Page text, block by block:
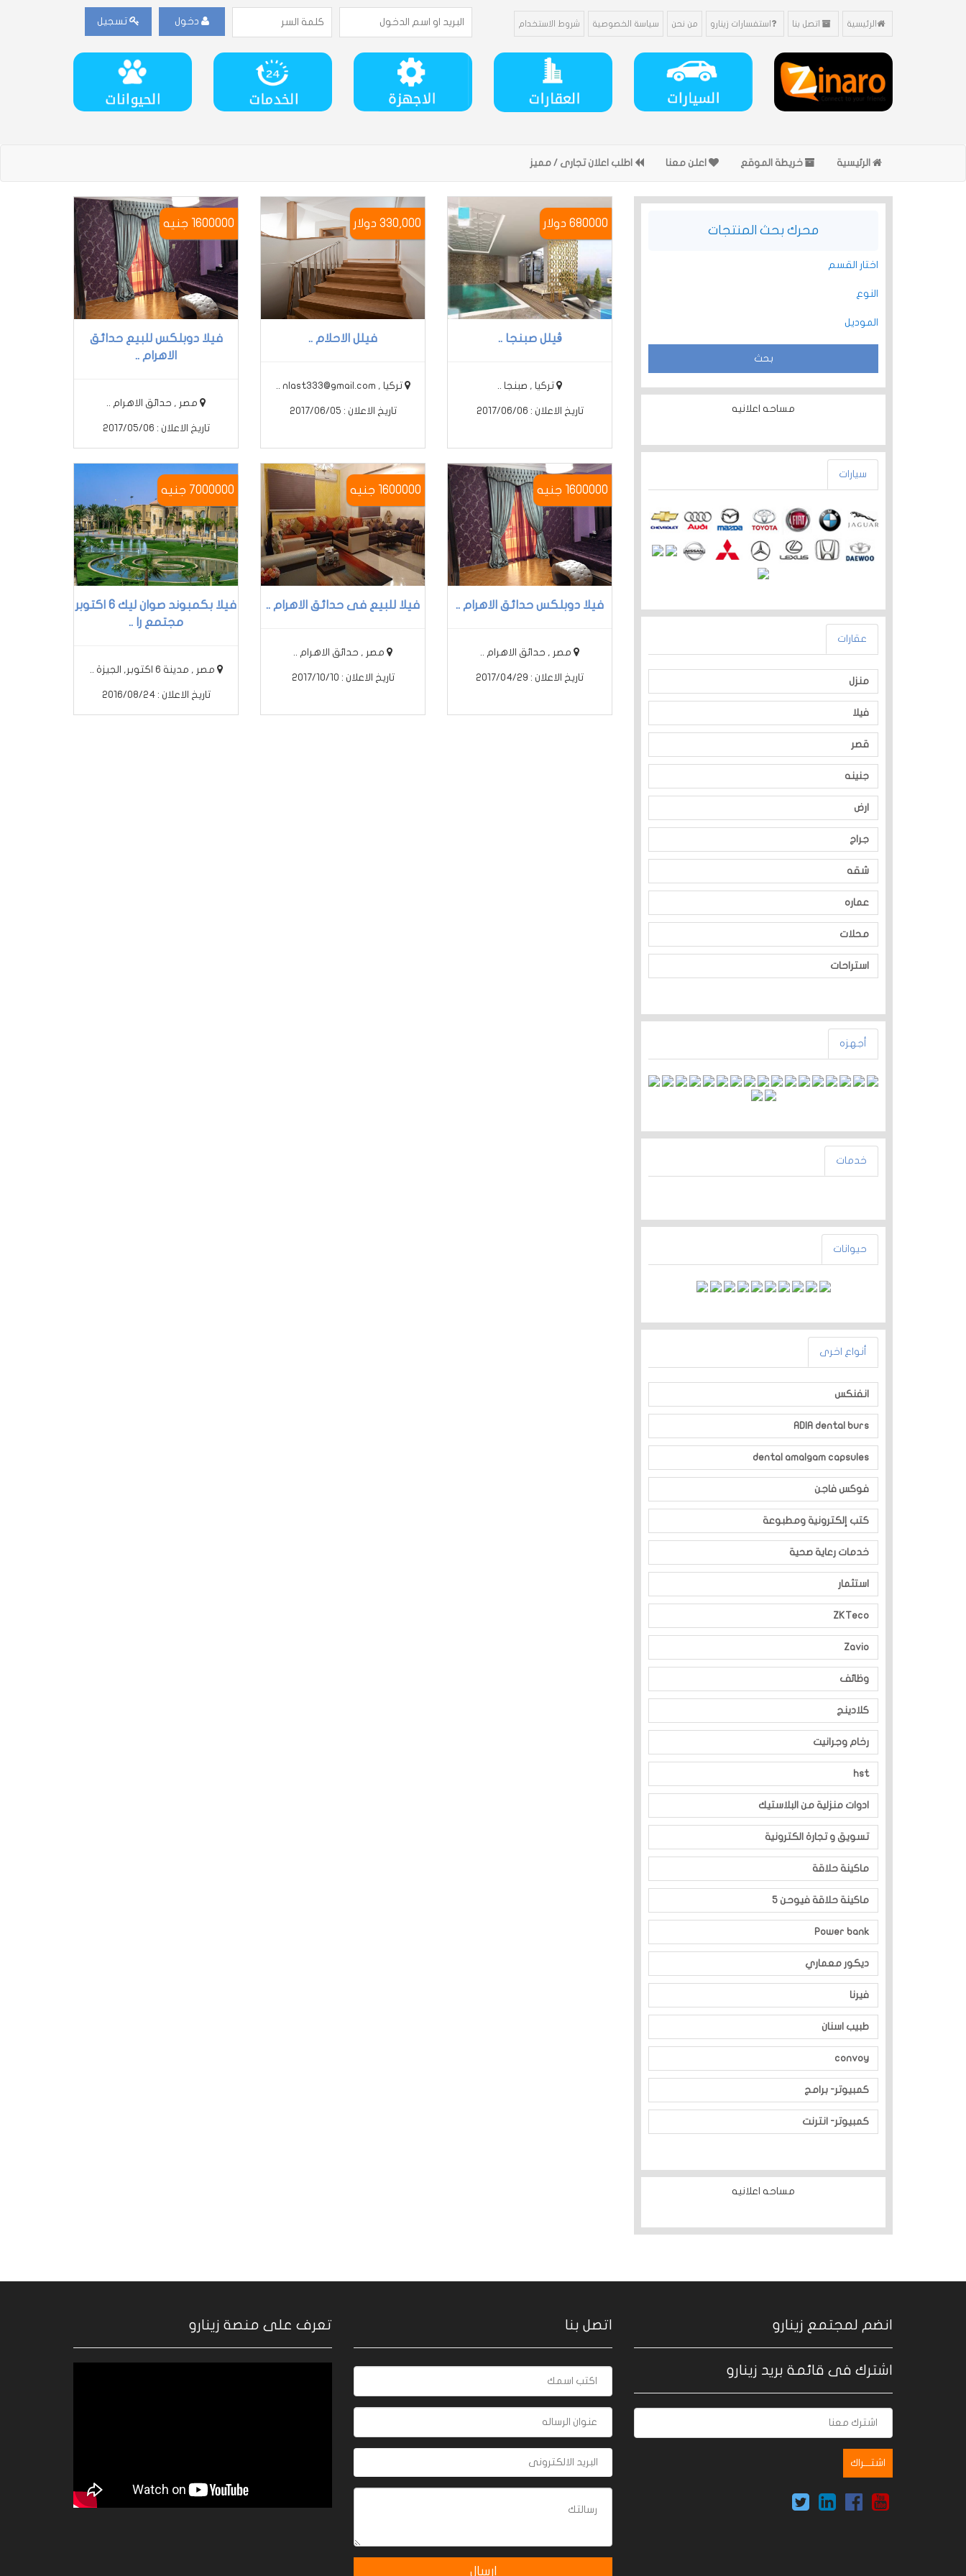
الرئيسية اتصل بنا استفسارات زينارو من نحن سياسة الخصوصية شروط الاستخدام دخول تسجيل
الرئيسية خريطة الموقع اعلن معنا اطلب اعلان تجارى / مميز
محرك بحث المنتجات
اختار القسم
النوع
الموديل
مساحه اعلانيه
سيارات
عقارات
منزل
فيلا
قصر
جنينه
ارض
جراج
شقه
عماره
محلات
استراحات
أجهزه
خدمات
حيوانات
أنواع اخرى
انفنكس
ADIA dental burs
dental amalgam capsules
فوكس فاجن
كتب إلكترونية ومطبوعة
خدمات رعاية صحية
استثمار
ZKTeco
Zavio
وظائف
كلادينج
رخام وجرانيت
hst
ادوات منزلية من البلاستيك
تسويق و تجارة الكترونية
ماكينة حلاقة
ماكينة حلاقة فيوحن 5
Power bank
ديكور معماري
فيرنا
طبيب اسنان
convoy
كمبيوتر- برامج
كمبيوتر- انترنت
مساحه اعلانيه
680000 دوﻻر
ڤيلل صبنجا ..
تركيا , صبنجا ..
تاريخ الاعلان : 2017/06/06
330,000 دوﻻر
فيلل الاحلام ..
تركيا , nlast333@gmail.com ..
تاريخ الاعلان : 2017/06/05
1600000 جنيه
فيلا دوبلكس للبيع حدائق
الاهرام ..
مصر , حدائق الاهرام ..
تاريخ الاعلان : 2017/05/06
1600000 جنيه
فيلا دوبلكس حدائق الاهرام ..
مصر , حدائق الاهرام ..
تاريخ الاعلان : 2017/04/29
1600000 جنيه
فيلا للبيع فى حدائق الاهرام ..
مصر , حدائق الاهرام ..
تاريخ الاعلان : 2017/10/10
7000000 جنيه
فيلا بكمبوند صوان ليك 6 اكتوبر
مجتمع را ..
مصر , مدينة 6 اكتوبر, الجيزة ..
تاريخ الاعلان : 2016/08/24
انضم لمجتمع زينارو
اشترك فى قائمة بريد زينارو
اتصل بنا تعرف على منصة زينارو